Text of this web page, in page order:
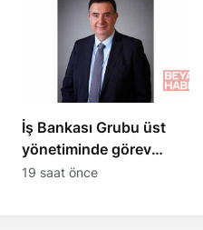
İş Bankası Grubu üst
yönetiminde görev
değişikliği gerçekleşti
19 saat önce